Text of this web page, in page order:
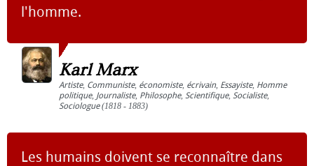
l'homme.
Karl Marx
Artiste, Communiste, économiste, écrivain, Essayiste, Homme
politique, Journaliste, Philosophe, Scientifique, Socialiste,
Sociologue(1818 - 1883)
Les humains doivent se reconnaître dans